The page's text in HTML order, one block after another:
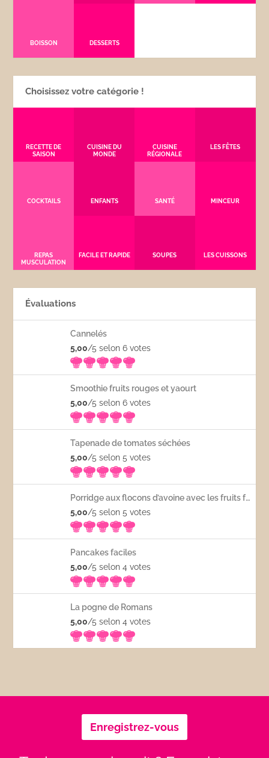
BOISSON DESSERTS
Choisissez votre catégorie !
RECETTE DE
SAISON
CUISINE DU
MONDE
CUISINE
RÉGIONALE
LES FÊTES
COCKTAILS ENFANTS SANTÉ MINCEUR
REPAS
MUSCULATION
FACILE ET RAPIDE SOUPES LES CUISSONS
Évaluations
Cannelés
5,00/5 selon 6votes
Smoothie fruits rouges et yaourt
5,00/5 selon 6votes
Tapenade de tomates séchées
5,00/5 selon 5votes
Porridge aux flocons d’avoine avec les fruits frais
5,00/5 selon 5votes
Pancakes faciles
5,00/5 selon 4votes
La pogne de Romans
5,00/5 selon 4votes
Enregistrez-vous